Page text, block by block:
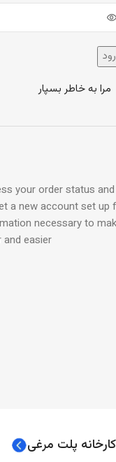
مرا به خاطر بسپار
your order status and
a new account set up
necessary to
easier.
کارخانه پلت مرغی